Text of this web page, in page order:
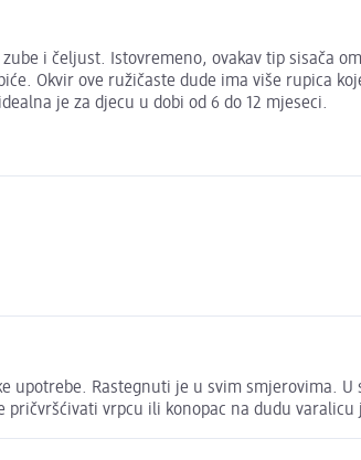
i čeljust. Istovremeno, ovakav tip sisača
Okvir ove ružičaste dude ima više rupica
je za djecu u dobi od 6 do 12 mjeseci.
upotrebe. Rastegnuti je u svim smjerovima.
pričvršćivati vrpcu ili konopac na dudu